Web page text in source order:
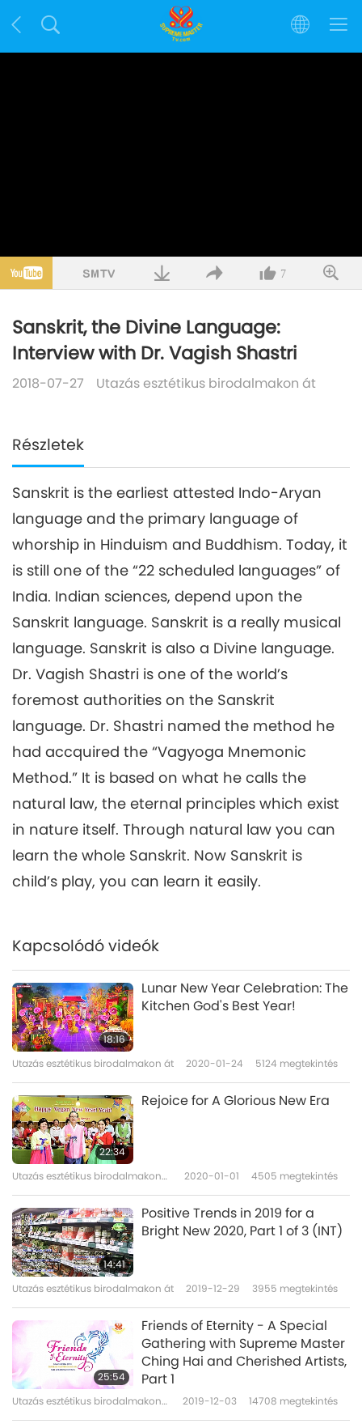
7
Sanskrit, the Divine Language:
Interview with Dr. Vagish Shastri
2018-07-27 Utazás esztétikus birodalmakon át
Részletek
Sanskrit is the earliest attested Indo-Aryan
language and the primary language of
whorship in Hinduism and Buddhism. Today, it
is still one of the “22 scheduled languages” of
India. Indian sciences, depend upon the
Sanskrit language. Sanskrit is a really musical
language. Sanskrit is also a Divine language.
Dr. Vagish Shastri is one of the world’s
foremost authorities on the Sanskrit
language. Dr. Shastri named the method he
had accquired the “Vagyoga Mnemonic
Method.” It is based on what he calls the
natural law, the eternal principles which exist
in nature itself. Through natural law you can
learn the whole Sanskrit. Now Sanskrit is
child’s play, you can learn it easily.
Kapcsolódó videók
18:16
Lunar New Year Celebration: The
Kitchen God's Best Year!
Utazás esztétikus birodalmakon át 2020-01-24 5124 megtekintés
22:34
Rejoice for A Glorious New Era
Utazás esztétikus birodalmakon
2020-01-01 4505 megtekintés
14:41
Positive Trends in 2019 for a
Bright New 2020, Part 1 of 3 (INT)
Utazás esztétikus birodalmakon át 2019-12-29 3955 megtekintés
25:54
Friends of Eternity - A Special
Gathering with Supreme Master
Ching Hai and Cherished Artists,
Part 1
Utazás esztétikus birodalmakon
2019-12-03 14708 megtekintés